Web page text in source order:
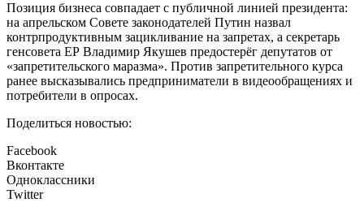
Позиция бизнеса совпадает с публичной линией президента:
на апрельском Совете законодателей Путин назвал
контрпродуктивным зацикливание на запретах, а секретарь
генсовета ЕР Владимир Якушев предостерёг депутатов от
«запретительского маразма». Против запретительного курса
ранее высказывались предприниматели в видеообращениях и
потребители в опросах.
Поделиться новостью:
Facebook
Вконтакте
Одноклассники
Twitter